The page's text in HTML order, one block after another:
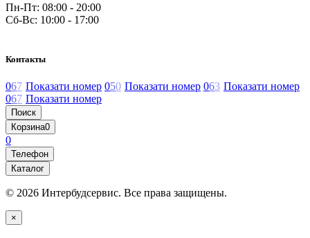
Пн-Пт: 08:00 - 20:00
Сб-Вс: 10:00 - 17:00
Контакты
067 Показати номер 050 Показати номер 063 Показати номер
067 Показати номер
Поиск
Корзина0
0
Телефон
Каталог
© 2026 Интербудсервис. Все права защищены.
×